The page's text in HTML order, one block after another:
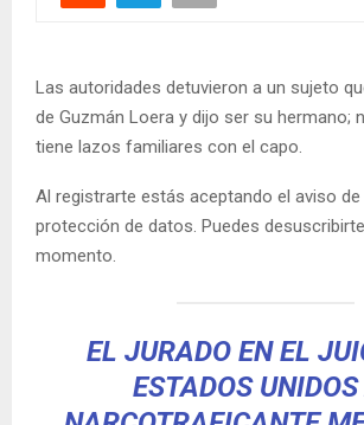
Las autoridades detuvieron a un sujeto
de Guzmán Loera y dijo ser su hermano;
tiene lazos familiares con el capo.
Al registrarte estás aceptando el aviso de
protección de datos. Puedes
momento.
EL JURADO EN EL
ESTADOS